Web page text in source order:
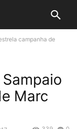
campanha de
Marc